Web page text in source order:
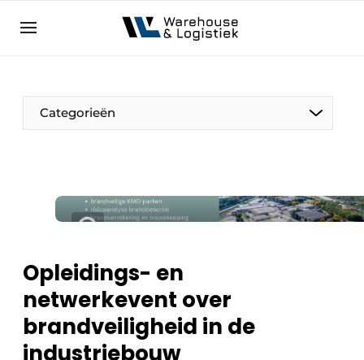
NL EN
Categorieën
Opleidings- en
netwerkevent over
brandveiligheid in de
industriebouw